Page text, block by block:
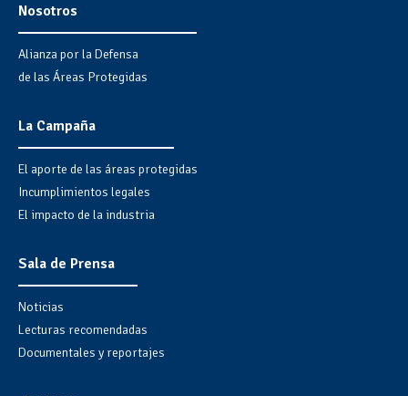
Nosotros
Alianza por la Defensa
de las Áreas Protegidas
La Campaña
El aporte de las áreas protegidas
Incumplimientos legales
El impacto de la industria
Sala de Prensa
Noticias
Lecturas recomendadas
Documentales y reportajes